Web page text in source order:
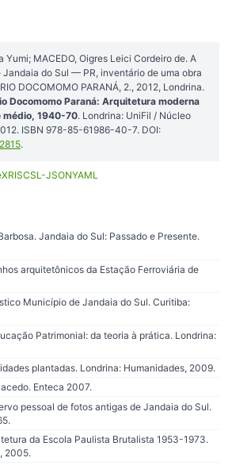
Yumi; MACEDO, Oigres Leici Cordeiro de. A
do Sul — PR, inventário de uma obra
DOCOMOMO PARANÁ, 2., 2012, Londrina.
Docomomo Paraná: Arquitetura moderna
médio, 1940-70. Londrina: UniFil / Núcleo
ISBN 978-85-61986-40-7. DOI:
.
RISCSL-JSONYAML
Jandaia do Sul: Passado e Presente.
arquitetônicos da Estação Ferroviária de
Município de Jandaia do Sul. Curitiba:
Patrimonial: da teoria à prática. Londrina:
plantadas. Londrina: Humanidades, 2009.
Enteca 2007.
pessoal de fotos antigas de Jandaia do Sul.
da Escola Paulista Brutalista 1953-1973.
2005.